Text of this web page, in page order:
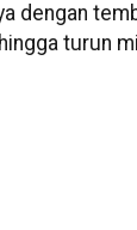
dengan
turun